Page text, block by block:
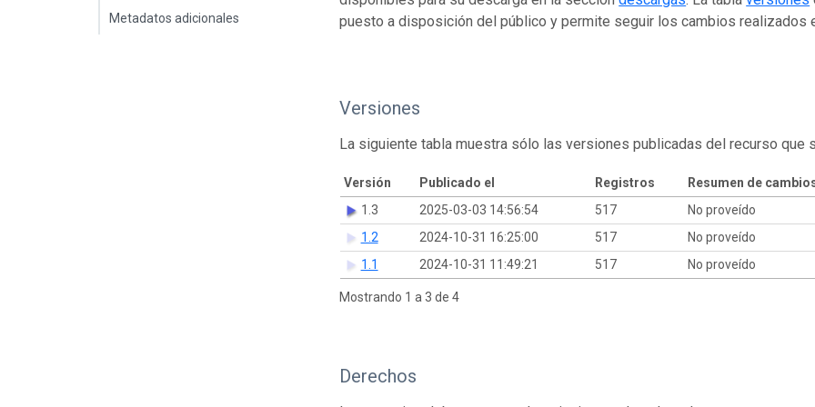
Metadatos adicionales
puesto a disposición del público y permite seguir los cambios realizados
Versiones
La siguiente tabla muestra sólo las versiones publicadas del recurso que
Versión Publicado el Registros
Resumen de
1.3
2025-03-03 14:56:54 517
No proveído
1.2
2024-10-31 16:25:00 517
No proveído
1.1
2024-10-31 11:49:21 517 No proveído
Mostrando 1 a 3 de 4
Derechos